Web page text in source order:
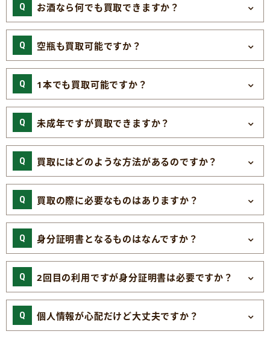
お酒なら何でも買取できますか？
空瓶も買取可能ですか？
1本でも買取可能ですか？
未成年ですが買取できますか？
買取にはどのような方法があるのですか？
買取の際に必要なものはありますか？
身分証明書となるものはなんですか？
2回目の利用ですが身分証明書は必要ですか？
個人情報が心配だけど大丈夫ですか？